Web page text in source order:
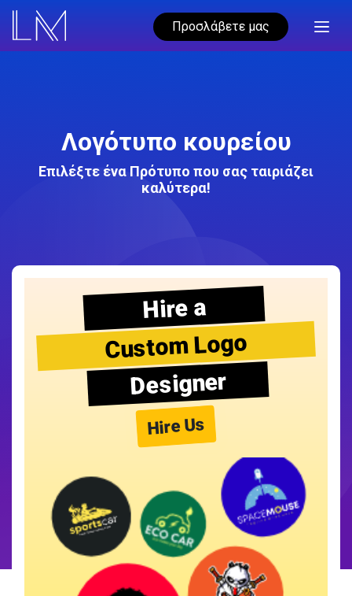
Προσλάβετε μας
Λογότυπο κουρείου
Επιλέξτε ένα Πρότυπο που σας ταιριάζει
καλύτερα!
Hire a
Custom Logo
Designer
Hire Us